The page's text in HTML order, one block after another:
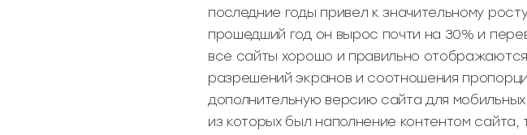
последние годы привел к значительному
прошедший год он вырос почти на 30% и
все сайты хорошо и правильно
разрешений экранов и соотношения
дополнительную версию сайта для
из которых был наполнение контентом